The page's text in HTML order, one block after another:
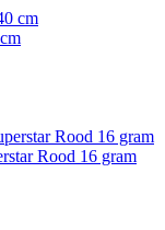
Rood 16 gram